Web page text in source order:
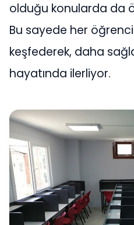
olduğu konularda da
Bu sayede her
keşfederek, daha
hayatında ilerliyor.